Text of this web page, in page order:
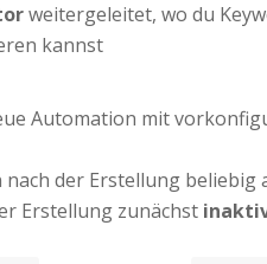
weitergeleitet, wo du
kannst
Automation mit
der Erstellung beliebig
Erstellung zunächst